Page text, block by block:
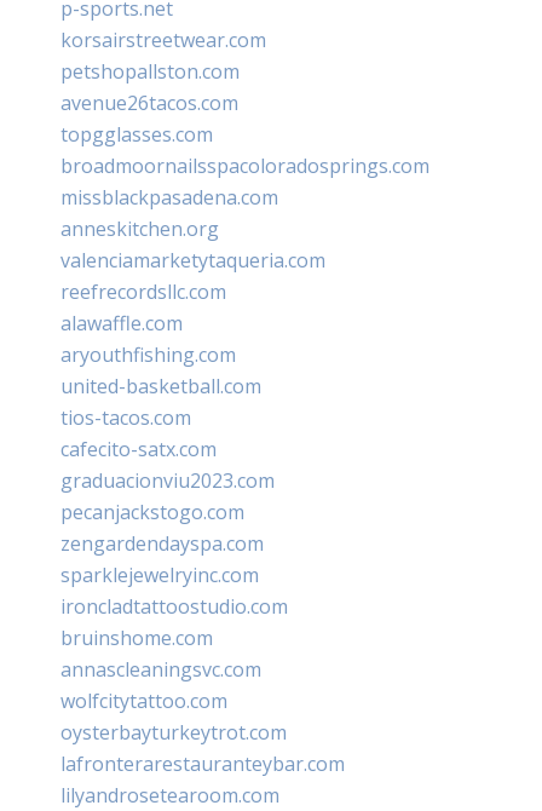
p-sports.net
korsairstreetwear.com
petshopallston.com
avenue26tacos.com
topgglasses.com
broadmoornailsspacoloradosprings.com
missblackpasadena.com
anneskitchen.org
valenciamarketytaqueria.com
reefrecordsllc.com
alawaffle.com
aryouthfishing.com
united-basketball.com
tios-tacos.com
cafecito-satx.com
graduacionviu2023.com
pecanjackstogo.com
zengardendayspa.com
sparklejewelryinc.com
ironcladtattoostudio.com
bruinshome.com
annascleaningsvc.com
wolfcitytattoo.com
oysterbayturkeytrot.com
lafronterarestauranteybar.com
lilyandrosetearoom.com